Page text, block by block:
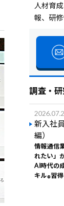
人材育
報、研
調査・
新入社
編）
情報通信
れたい」
AI時代の
キル®習